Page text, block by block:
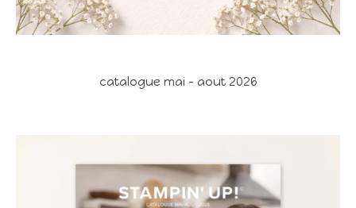
catalogue mai - aout 2026